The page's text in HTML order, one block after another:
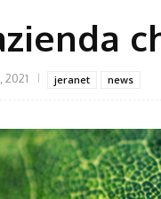
2021 jeranet news